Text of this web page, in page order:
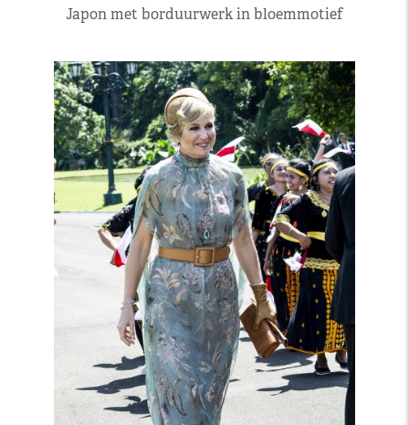
Japon met borduurwerk in bloemmotief